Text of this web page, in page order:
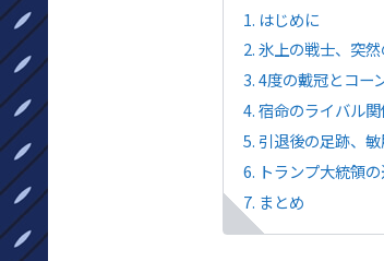
はじめに
氷上の戦士、突然
4度の戴冠とコー
宿命のライバル関
引退後の足跡、敏
トランプ大統領
まとめ